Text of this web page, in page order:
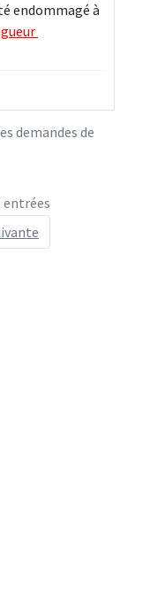
demandes de
endommagé à
entrées